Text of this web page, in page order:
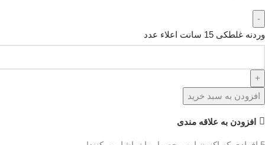
وردنه غلطکی 15 سانت اعلاء عدد
افزودن به سبد خرید
افزودن به علاقه مندی